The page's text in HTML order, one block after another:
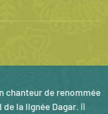
chanteur de renommée
la lignée Dagar . Il